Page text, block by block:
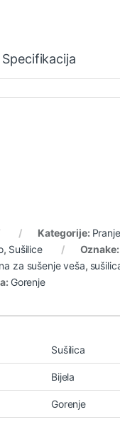
Specifikacija
Kategorije:
, Sušilice
za sušenje veša,
Gorenje
Sušilica
Bijela
Gorenje